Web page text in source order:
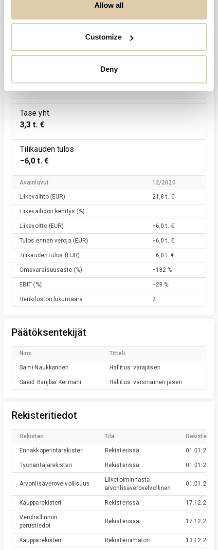
Allow all
Customize
Deny
2020
31.12.2020
Tase yht.
3,3 t. €
Tilikauden tulos
−6,0 t. €
Avainluvut 12/2020
Liikevaihto (EUR) 21,8 t. €
Liikevaihdon kehitys (%)
Liikevoitto (EUR) −6,0 t. €
Tulos ennen veroja (EUR) −6,0 t. €
Tilikauden tulos (EUR) −6,0 t. €
Omavaraisuusaste (%) −182 %
EBIT (%) −28 %
Henkilöstön lukumäärä 2
Päätöksentekijät
Nimi Titteli
Sami Naukkarinen Hallitus: varajäsen
Saeid Ranjbar Kermani Hallitus: varsinainen jäsen
Rekisteritiedot
Rekisteri Tila
Ennakkoperintärekisteri Rekisterissä 01.01.2020
Työnantajarekisteri Rekisterissä 01.01.2020
Arvonlisäverovelvollisuus
Liiketoiminnasta
arvonlisäverovelvollinen
01.01.2020
Kaupparekisteri Rekisterissä 17.12.2019
Verohallinnon
perustiedot
Rekisterissä 17.12.2019
Kaupparekisteri Rekisteröimätön 13.12.2019